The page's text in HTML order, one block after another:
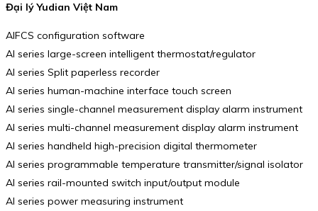
Đại lý Yudian Việt Nam
AIFCS configuration software
AI series large-screen intelligent thermostat/regulator
AI series Split paperless recorder
AI series human-machine interface touch screen
AI series single-channel measurement display alarm instrument
AI series multi-channel measurement display alarm instrument
AI series handheld high-precision digital thermometer
AI series programmable temperature transmitter/signal isolator
AI series rail-mounted switch input/output module
AI series power measuring instrument